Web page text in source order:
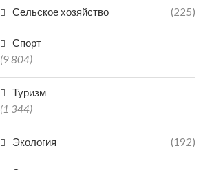
Сельское хозяйство (225)
Спорт
(9 804)
Туризм
(1 344)
Экология (192)